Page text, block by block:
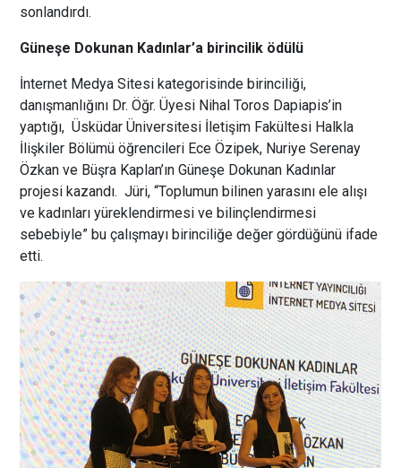
sonlandırdı.
Güneşe Dokunan Kadınlar’a birincilik ödülü
İnternet Medya Sitesi kategorisinde birinciliği,
danışmanlığını Dr. Öğr. Üyesi Nihal Toros Dapiapis’in
yaptığı, Üsküdar Üniversitesi İletişim Fakültesi Halkla
İlişkiler Bölümü öğrencileri Ece Özipek, Nuriye Serenay
Özkan ve Büşra Kaplan’ın Güneşe Dokunan Kadınlar
projesi kazandı. Jüri, “Toplumun bilinen yarasını ele alışı
ve kadınları yüreklendirmesi ve bilinçlendirmesi
sebebiyle” bu çalışmayı birinciliğe değer gördüğünü ifade
etti.